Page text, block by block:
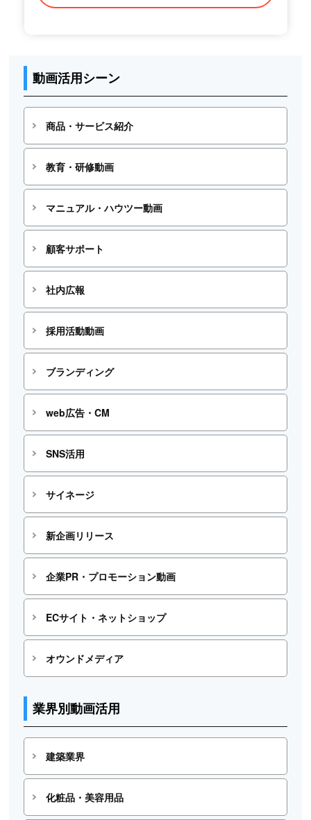
動画活用シーン
商品・サービス紹介
教育・研修動画
マニュアル・ハウツー動画
顧客サポート
社内広報
採用活動動画
ブランディング
web広告・CM
SNS活用
サイネージ
新企画リリース
企業PR・プロモーション動画
ECサイト・ネットショップ
オウンドメディア
業界別動画活用
建築業界
化粧品・美容用品